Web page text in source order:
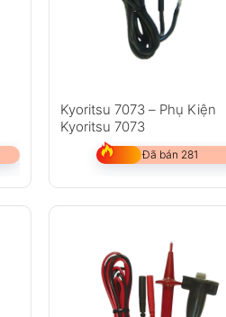
Kyoritsu 7073 – Phụ Kiện
Kyoritsu 7073
Đã bán 281